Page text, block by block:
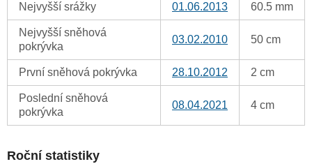
Nejvyšší srážky 01.06.2013 60.5 mm
Nejvyšší sněhová
pokrývka
03.02.2010 50 cm
První sněhová pokrývka 28.10.2012 2 cm
Poslední sněhová
pokrývka
08.04.2021 4 cm
Roční statistiky